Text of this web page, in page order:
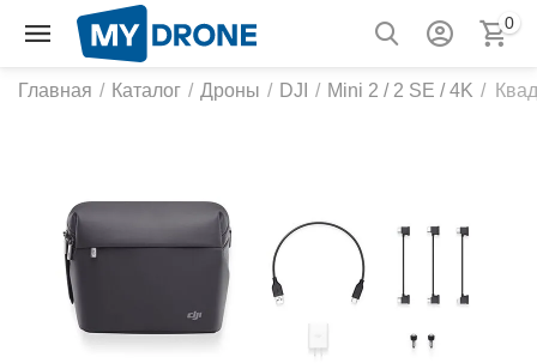
0
Главная / Каталог / Дроны / DJI / Mini 2 / 2 SE / 4K /